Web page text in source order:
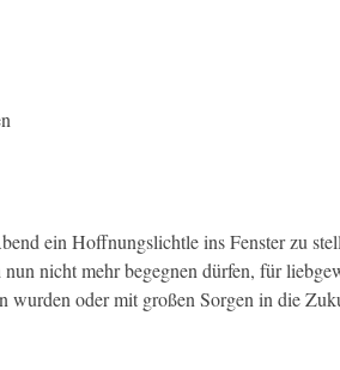
ein Hoffnungslichtle ins Fenster zu
nicht mehr begegnen dürfen, für
wurden oder mit großen Sorgen in die